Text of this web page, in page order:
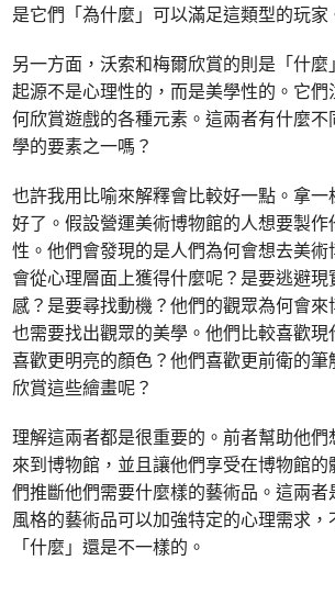
是它們「為什麼」可以滿足這類型的玩家
另一方面，沃索和梅爾欣賞的則是「什
起源不是心理性的，而是美學性的。它們
何欣賞遊戲的各種元素。這兩者有什麼不
學的要素之一嗎？
也許我用比喻來解釋會比較好一點。拿
好了。假設營運美術博物館的人想要製
性。他們會發現的是人們為何會想去美
會從心理層面上獲得什麼呢？是要逃避現
感？是要尋找動機？他們的觀眾為何會
也需要找出觀眾的美學。他們比較喜歡
喜歡更明亮的顏色？他們喜歡更前衛的
欣賞這些繪畫呢？
理解這兩者都是很重要的。前者幫助他們
來到博物館，並且讓他們享受在博物館
們推斷他們需要什麼樣的藝術品。這兩者
風格的藝術品可以加強特定的心理需求
「什麼」還是不一樣的。